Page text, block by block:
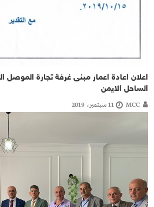
اعلان اعادة اعمار مبنى غرفة تجارة
الساحل الايمن
MCC 11 سبتمبر، 2019